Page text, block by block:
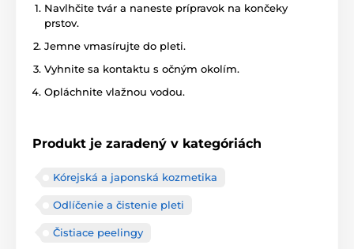
Navlhčite tvár a naneste prípravok na končeky
prstov.
Jemne vmasírujte do pleti.
Vyhnite sa kontaktu s očným okolím.
Opláchnite vlažnou vodou.
Produkt je zaradený v kategóriách
Kórejská a japonská kozmetika
Odlíčenie a čistenie pleti
Čistiace peelingy